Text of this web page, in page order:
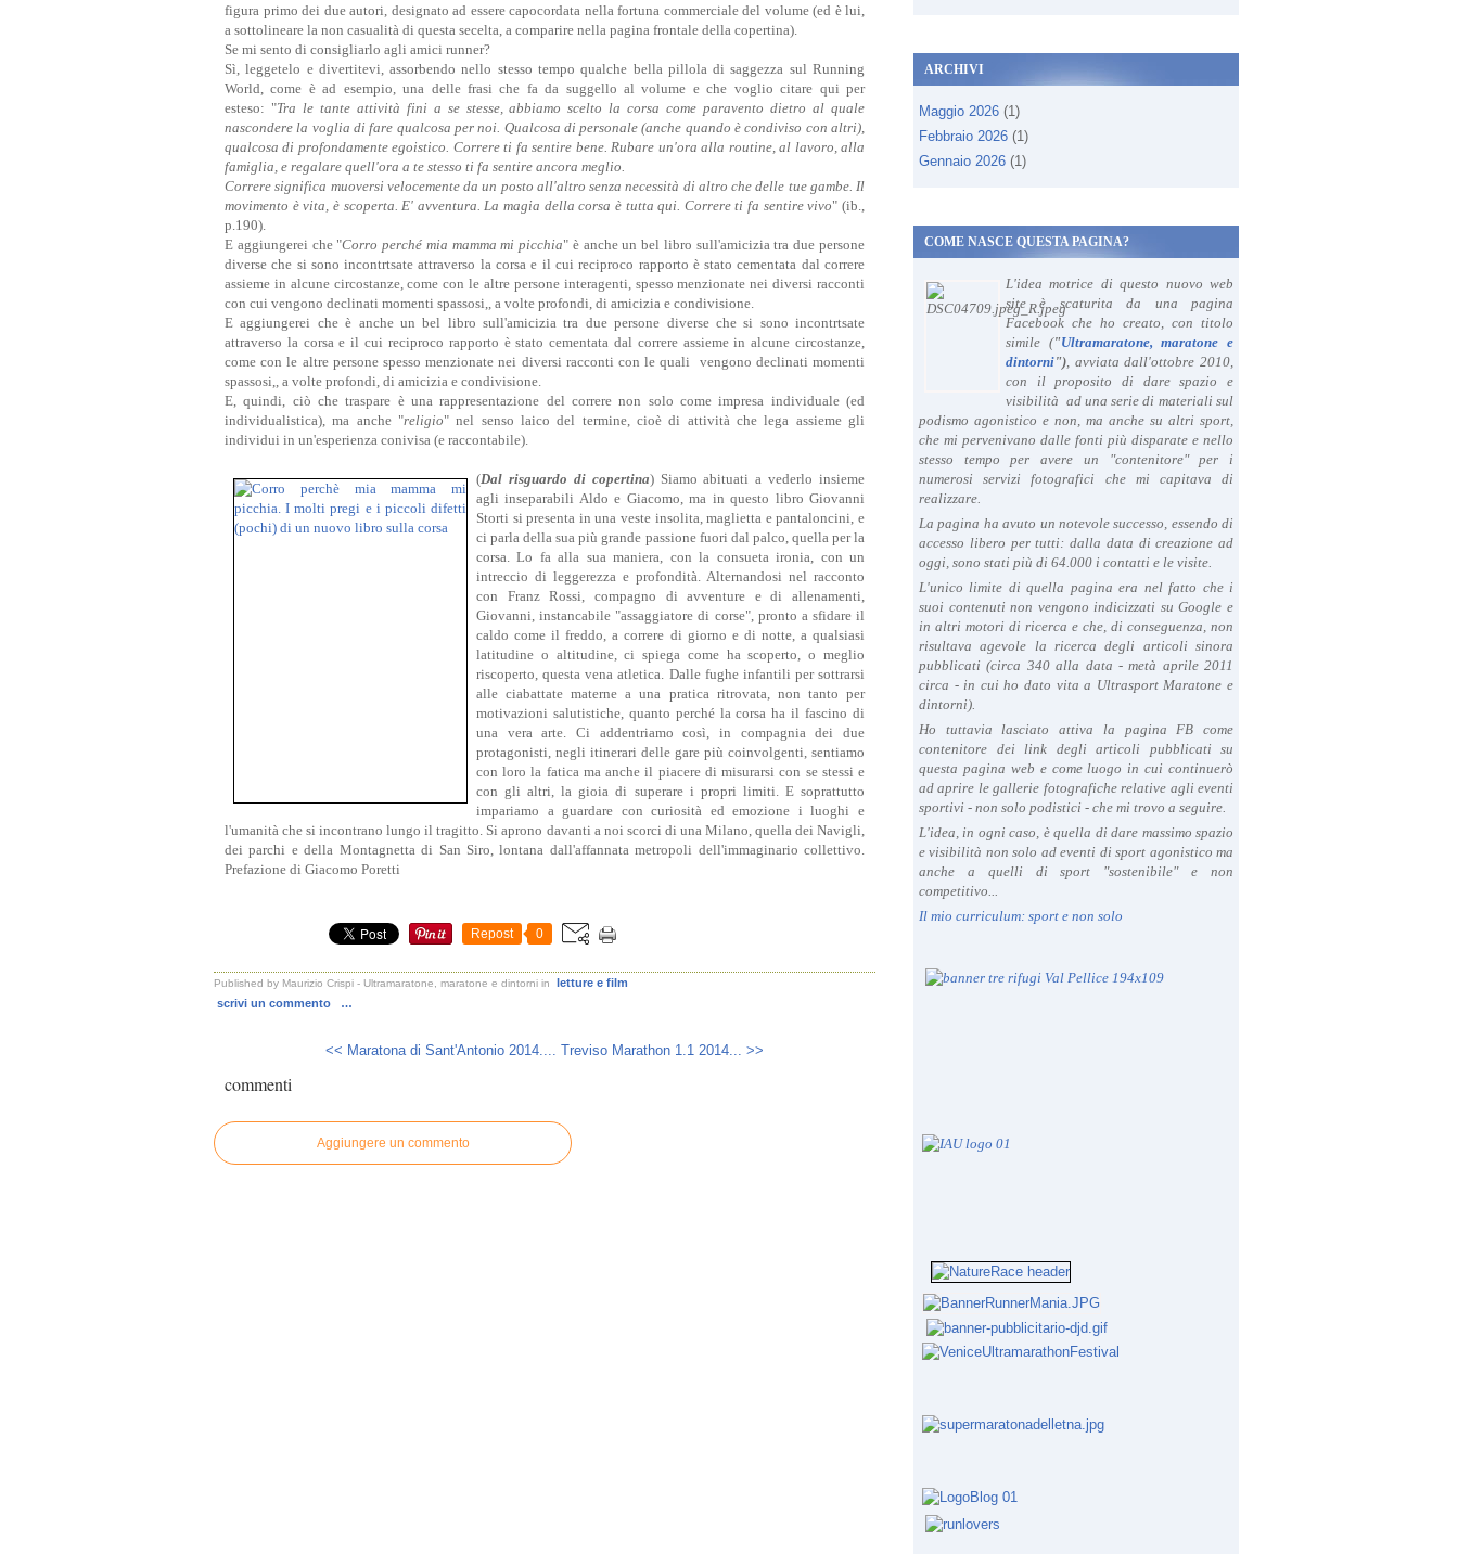
figura primo dei due autori, designato ad essere capocordata nella fortuna commerciale del volume (ed è lui,
a sottolineare la non casualità di questa secelta, a comparire nella pagina frontale della copertina).
Se mi sento di consigliarlo agli amici runner?
Sì, leggetelo e divertitevi, assorbendo nello stesso tempo qualche bella pillola di saggezza sul Running
World, come è ad esempio, una delle frasi che fa da suggello al volume e che voglio citare qui per
esteso: "Tra le tante attività fini a se stesse, abbiamo scelto la corsa come paravento dietro al quale
nascondere la voglia di fare qualcosa per noi. Qualcosa di personale (anche quando è condiviso con altri),
qualcosa di profondamente egoistico. Correre ti fa sentire bene. Rubare un'ora alla routine, al lavoro, alla
famiglia, e regalare quell'ora a te stesso ti fa sentire ancora meglio.
Correre significa muoversi velocemente da un posto all'altro senza necessità di altro che delle tue gambe. Il
movimento è vita, è scoperta. E' avventura. La magia della corsa è tutta qui. Correre ti fa sentire vivo" (ib.,
p.190).
E aggiungerei che "Corro perché mia mamma mi picchia" è anche un bel libro sull'amicizia tra due persone
diverse che si sono incontrtsate attraverso la corsa e il cui reciproco rapporto è stato cementata dal correre
assieme in alcune circostanze, come con le altre persone interagenti, spesso menzionate nei diversi racconti
con cui vengono declinati momenti spassosi,, a volte profondi, di amicizia e condivisione.
E aggiungerei che è anche un bel libro sull'amicizia tra due persone diverse che si sono incontrtsate
attraverso la corsa e il cui reciproco rapporto è stato cementata dal correre assieme in alcune circostanze,
come con le altre persone spesso menzionate nei diversi racconti con le quali vengono declinati momenti
spassosi,, a volte profondi, di amicizia e condivisione.
E, quindi, ciò che traspare è una rappresentazione del correre non solo come impresa individuale (ed
individualistica), ma anche "religio" nel senso laico del termine, cioè di attività che lega assieme gli
individui in un'esperienza conivisa (e raccontabile).
(Dal risguardo di copertina) Siamo abituati a vederlo insieme
agli inseparabili Aldo e Giacomo, ma in questo libro Giovanni
Storti si presenta in una veste insolita, maglietta e pantaloncini, e
ci parla della sua più grande passione fuori dal palco, quella per la
corsa. Lo fa alla sua maniera, con la consueta ironia, con un
intreccio di leggerezza e profondità. Alternandosi nel racconto
con Franz Rossi, compagno di avventure e di allenamenti,
Giovanni, instancabile "assaggiatore di corse", pronto a sfidare il
caldo come il freddo, a correre di giorno e di notte, a qualsiasi
latitudine o altitudine, ci spiega come ha scoperto, o meglio
riscoperto, questa vena atletica. Dalle fughe infantili per sottrarsi
alle ciabattate materne a una pratica ritrovata, non tanto per
motivazioni salutistiche, quanto perché la corsa ha il fascino di
una vera arte. Ci addentriamo così, in compagnia dei due
protagonisti, negli itinerari delle gare più coinvolgenti, sentiamo
con loro la fatica ma anche il piacere di misurarsi con se stessi e
con gli altri, la gioia di superare i propri limiti. E soprattutto
impariamo a guardare con curiosità ed emozione i luoghi e
l'umanità che si incontrano lungo il tragitto. Si aprono davanti a noi scorci di una Milano, quella dei Navigli,
dei parchi e della Montagnetta di San Siro, lontana dall'affannata metropoli dell'immaginario collettivo.
Prefazione di Giacomo Poretti
Repost 0
Published by Maurizio Crispi - Ultramaratone, maratone e dintorni in
letture e film
scrivi un commento
…
<< Maratona di Sant'Antonio 2014.... Treviso Marathon 1.1 2014... >>
commenti
Aggiungere un commento
ARCHIVI
Maggio 2026 (1)
Febbraio 2026 (1)
Gennaio 2026 (1)
COME NASCE QUESTA PAGINA?
L'idea motrice di questo nuovo web
site è scaturita da una pagina
Facebook che ho creato, con titolo
simile ("Ultramaratone, maratone e
dintorni"), avviata dall'ottobre 2010,
con il proposito di dare spazio e
visibilità ad una serie di materiali sul
podismo agonistico e non, ma anche su altri sport,
che mi pervenivano dalle fonti più disparate e nello
stesso tempo per avere un "contenitore" per i
numerosi servizi fotografici che mi capitava di
realizzare.
La pagina ha avuto un notevole successo, essendo di
accesso libero per tutti: dalla data di creazione ad
oggi, sono stati più di 64.000 i contatti e le visite.
L'unico limite di quella pagina era nel fatto che i
suoi contenuti non vengono indicizzati su Google e
in altri motori di ricerca e che, di conseguenza, non
risultava agevole la ricerca degli articoli sinora
pubblicati (circa 340 alla data - metà aprile 2011
circa - in cui ho dato vita a Ultrasport Maratone e
dintorni).
Ho tuttavia lasciato attiva la pagina FB come
contenitore dei link degli articoli pubblicati su
questa pagina web e come luogo in cui continuerò
ad aprire le gallerie fotografiche relative agli eventi
sportivi - non solo podistici - che mi trovo a seguire.
L'idea, in ogni caso, è quella di dare massimo spazio
e visibilità non solo ad eventi di sport agonistico ma
anche a quelli di sport "sostenibile" e non
competitivo...
Il mio curriculum: sport e non solo